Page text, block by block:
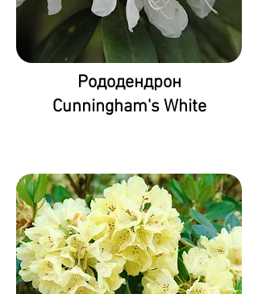
Рододендрон
Cunningham's White